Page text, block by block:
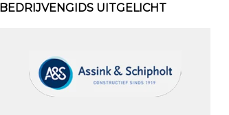
BEDRIJVENGIDS UITGELICHT